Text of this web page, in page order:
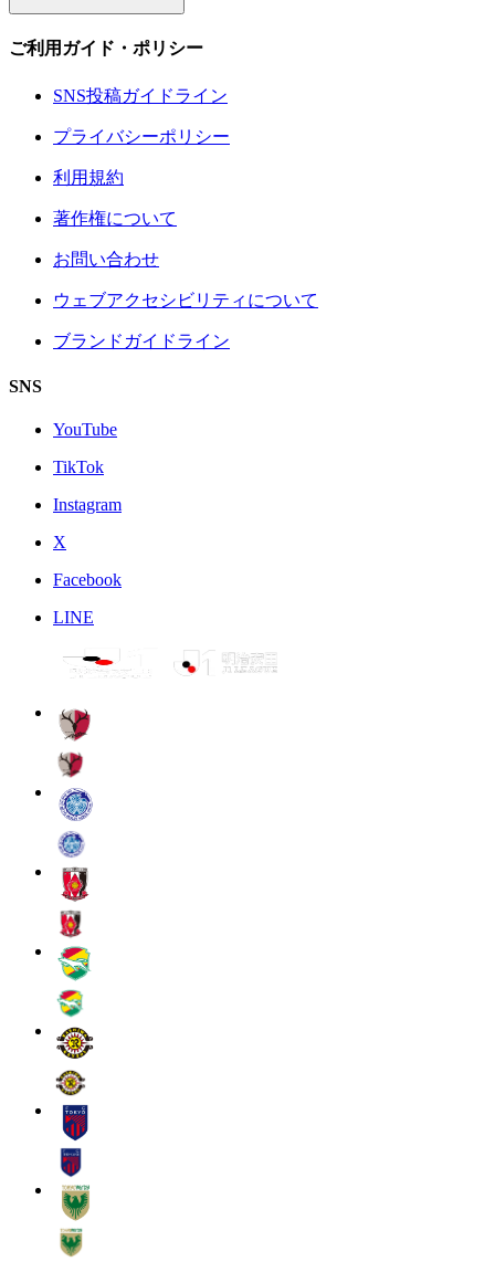
ご利用ガイド・ポリシー
SNS投稿ガイドライン
プライバシーポリシー
利用規約
著作権について
お問い合わせ
ウェブアクセシビリティについて
ブランドガイドライン
SNS
YouTube
TikTok
Instagram
X
Facebook
LINE